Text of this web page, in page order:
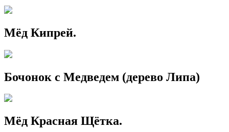
Мёд Кипрей.
Бочонок с Медведем (дерево Липа)
Мёд Красная Щётка.